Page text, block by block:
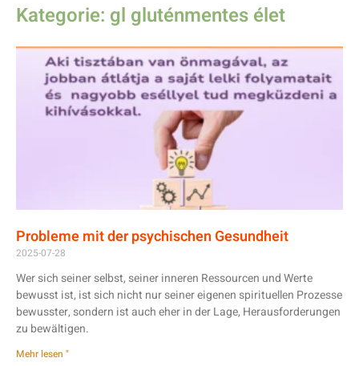
Kategorie: gl gluténmentes élet
Probleme mit der psychischen Gesundheit
2025-07-28
Wer sich seiner selbst, seiner inneren Ressourcen und Werte
bewusst ist, ist sich nicht nur seiner eigenen spirituellen Prozesse
bewusster, sondern ist auch eher in der Lage, Herausforderungen
zu bewältigen.
Mehr lesen "